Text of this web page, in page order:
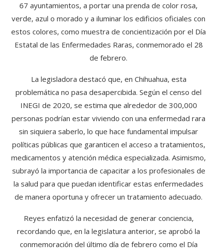
67 ayuntamientos, a portar una prenda de color rosa,
verde, azul o morado y a iluminar los edificios oficiales con
estos colores, como muestra de concientización por el Día
Estatal de las Enfermedades Raras, conmemorado el 28
de febrero.
La legisladora destacó que, en Chihuahua, esta
problemática no pasa desapercibida. Según el censo del
INEGI de 2020, se estima que alrededor de 300,000
personas podrían estar viviendo con una enfermedad rara
sin siquiera saberlo, lo que hace fundamental impulsar
políticas públicas que garanticen el acceso a tratamientos,
medicamentos y atención médica especializada. Asimismo,
subrayó la importancia de capacitar a los profesionales de
la salud para que puedan identificar estas enfermedades
de manera oportuna y ofrecer un tratamiento adecuado.
Reyes enfatizó la necesidad de generar conciencia,
recordando que, en la legislatura anterior, se aprobó la
conmemoración del último día de febrero como el Día